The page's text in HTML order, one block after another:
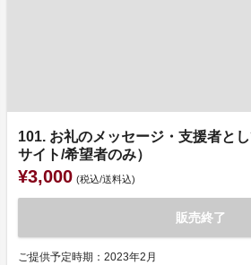
101. お礼のメッセージ・支援者と
サイト/希望者のみ）
¥3,000 (税込/送料込)
販売終了
ご提供予定時期：2023年2月